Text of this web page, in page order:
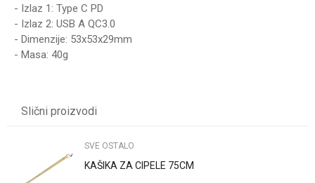
- Izlaz 1: Type C PD
- Izlaz 2: USB A QC3.0
- Dimenzije: 53x53x29mm
- Masa: 40g
Težina specifikacija
Poruka
Slični proizvodi
SVE OSTALO
KAŠIKA ZA CIPELE 75CM